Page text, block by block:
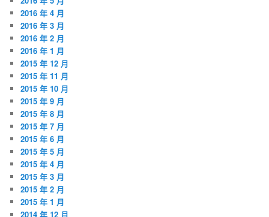
2016 年 4 月
2016 年 3 月
2016 年 2 月
2016 年 1 月
2015 年 12 月
2015 年 11 月
2015 年 10 月
2015 年 9 月
2015 年 8 月
2015 年 7 月
2015 年 6 月
2015 年 5 月
2015 年 4 月
2015 年 3 月
2015 年 2 月
2015 年 1 月
2014 年 12 月